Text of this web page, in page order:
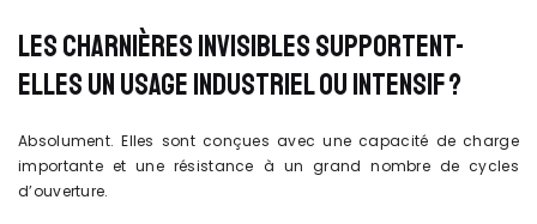
LES CHARNIÈRES INVISIBLES SUPPORTENT-
ELLES UN USAGE INDUSTRIEL OU INTENSIF ?
Absolument. Elles sont conçues avec une capacité de charge
importante et une résistance à un grand nombre de cycles
d’ouverture.